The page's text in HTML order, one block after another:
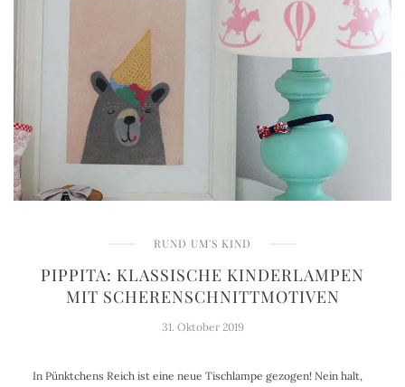
RUND UM'S KIND
PIPPITA: KLASSISCHE KINDERLAMPEN
MIT SCHERENSCHNITTMOTIVEN
31. Oktober 2019
In Pünktchens Reich ist eine neue Tischlampe gezogen! Nein halt,